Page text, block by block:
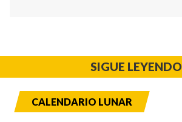
SIGUE LEYENDO
CALENDARIO LUNAR